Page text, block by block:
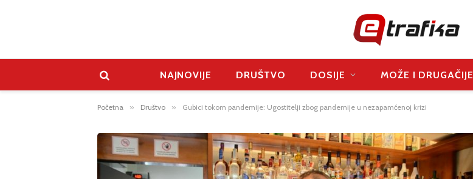
NAJNOVIJE DRUŠTVO DOSIJE MOŽE I DRUGAČIJE
Početna » Društvo » Gubici tokom pandemije: Ugostitelji zbog pandemije u nezapamćenoj krizi